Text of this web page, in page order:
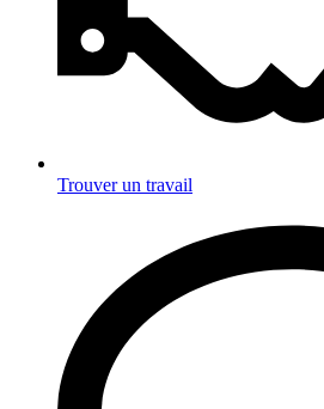
Trouver un travail